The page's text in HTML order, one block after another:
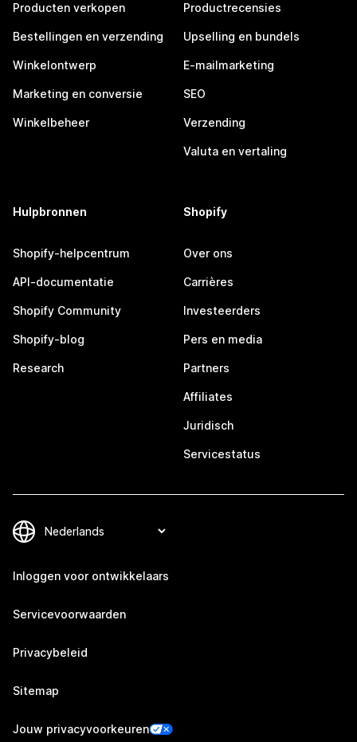
Producten verkopen
Bestellingen en verzending
Winkelontwerp
Marketing en conversie
Winkelbeheer
Productrecensies
Upselling en bundels
E-mailmarketing
SEO
Verzending
Valuta en vertaling
Hulpbronnen
Shopify-helpcentrum
API-documentatie
Shopify Community
Shopify-blog
Research
Shopify
Over ons
Carrières
Investeerders
Pers en media
Partners
Affiliates
Juridisch
Servicestatus
Inloggen voor ontwikkelaars
Servicevoorwaarden
Privacybeleid
Sitemap
Jouw privacyvoorkeuren